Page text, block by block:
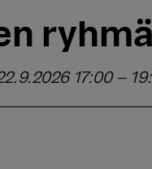
17:00–